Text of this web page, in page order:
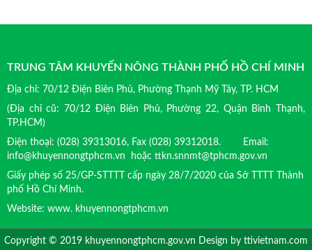
TRUNG TÂM KHUYẾN NÔNG THÀNH PHỐ HỒ CHÍ MINH
Địa chỉ: 70/12 Điện Biên Phủ, Phường Thạnh Mỹ Tây, TP. HCM
(Địa chỉ cũ: 70/12 Điện Biên Phủ, Phường 22, Quận Bình Thạnh,
TP.HCM)
Điện thoại: (028) 39313016, Fax (028) 39312018. Email:
info@khuyennongtphcm.vn hoặc ttkn.snnmt@tphcm.gov.vn
Giấy phép số 25/GP-STTTT cấp ngày 28/7/2020 của Sở TTTT Thành
phố Hồ Chí Minh.
Website: www. khuyennongtphcm.vn
Copyright © 2019 khuyennongtphcm.gov.vn Design by ttivietnam.com